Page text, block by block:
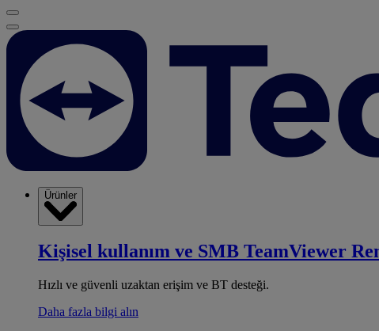
Ürünler
Kişisel kullanım ve SMB TeamViewer
Hızlı ve güvenli uzaktan erişim ve BT desteği.
Daha fazla bilgi alın